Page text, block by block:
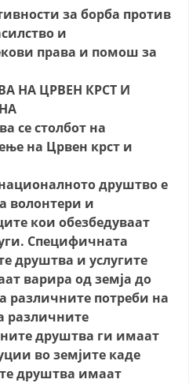
за борба против
и
права и помош за
НА ЦРВЕН КРСТ И
се столбот на
на Црвен крст и
друштво е
волонтери и
кои обезбедуваат
Специфичната
друштва и услугите
варира од земја до
различните потреби на
различните
друштва ги имаат
во земјите каде
друштва имаат